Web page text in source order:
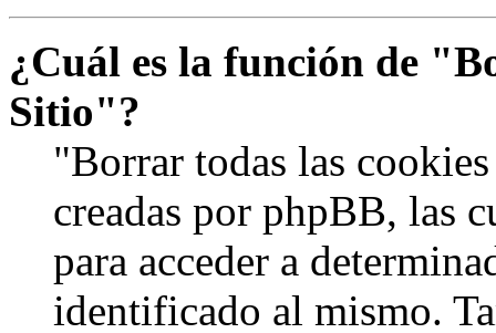
¿Cuál es la función de
Sitio"?
"Borrar todas las
creadas por phpBB, las
para acceder a
identificado al mismo.